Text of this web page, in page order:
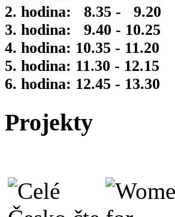
2. hodina: 8.35 - 9.20
3. hodina: 9.40 - 10.25
4. hodina: 10.35 - 11.20
5. hodina: 11.30 - 12.15
6. hodina: 12.45 - 13.30
Projekty